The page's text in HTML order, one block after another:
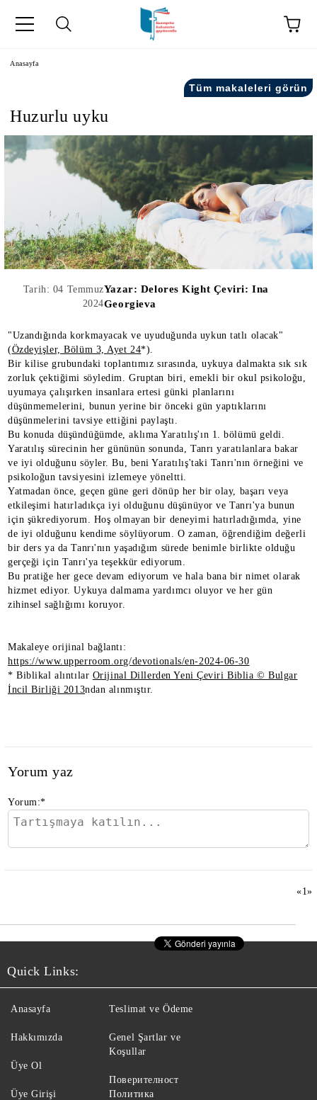
на турски.
in Turkish.
Anasayfa
Tüm makaleleri görün
Huzurlu uyku
Tarih: 04 Temmuz
2024
Yazar: Delores Kight Çeviri: Ina
Georgieva
"Uzandığında korkmayacak ve uyuduğunda uykun tatlı olacak"
(Özdeyişler, Bölüm 3, Ayet 24*).
Bir kilise grubundaki toplantımız sırasında, uykuya dalmakta sık sık
zorluk çektiğimi söyledim. Gruptan biri, emekli bir okul psikoloğu,
uyumaya çalışırken insanlara ertesi günki planlarını
düşünmemelerini, bunun yerine bir önceki gün yaptıklarını
düşünmelerini tavsiye ettiğini paylaştı.
Bu konuda düşündüğümde, aklıma Yaratılış'ın 1. bölümü geldi.
Yaratılış sürecinin her gününün sonunda, Tanrı yaratılanlara bakar
ve iyi olduğunu söyler. Bu, beni Yaratılış'taki Tanrı'nın örneğini ve
psikoloğun tavsiyesini izlemeye yöneltti.
Yatmadan önce, geçen güne geri dönüp her bir olay, başarı veya
etkileşimi hatırladıkça iyi olduğunu düşünüyor ve Tanrı'ya bunun
için şükrediyorum. Hoş olmayan bir deneyimi hatırladığımda, yine
de iyi olduğunu kendime söylüyorum. O zaman, öğrendiğim değerli
bir ders ya da Tanrı'nın yaşadığım sürede benimle birlikte olduğu
gerçeği için Tanrı'ya teşekkür ediyorum.
Bu pratiğe her gece devam ediyorum ve hala bana bir nimet olarak
hizmet ediyor. Uykuya dalmama yardımcı oluyor ve her gün
zihinsel sağlığımı koruyor.
Makaleye orijinal bağlantı:
https://www.upperroom.org/devotionals/en-2024-06-30
* Biblikal alıntılar Orijinal Dillerden Yeni Çeviri Biblia © Bulgar
İncil Birliği 2013ndan alınmıştır.
Yorum yaz
Yorum:*
«1»
Quick Links:
Anasayfa
Hakkımızda
Üye Ol
Üye Girişi
Teslimat ve Ödeme
Genel Şartlar ve
Koşullar
Поверителност
Политика